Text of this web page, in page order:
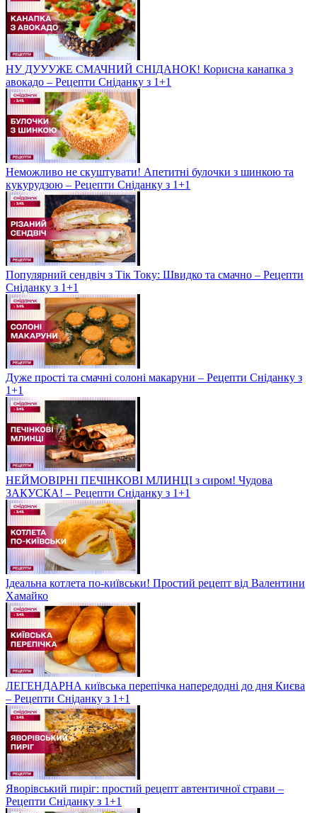
НУ ДУУУЖЕ СМАЧНИЙ СНІДАНОК! Корисна канапка з
авокадо – Рецепти Сніданку з 1+1
Неможливо не скуштувати! Апетитні булочки з шинкою та
кукурудзою – Рецепти Сніданку з 1+1
Популярний сендвіч з Тік Току: Швидко та смачно – Рецепти
Сніданку з 1+1
Дуже прості та смачні солоні макаруни – Рецепти Сніданку з
1+1
НЕЙМОВІРНІ ПЕЧІНКОВІ МЛИНЦІ з сиром! Чудова
ЗАКУСКА! – Рецепти Сніданку з 1+1
Ідеальна котлета по-київськи! Простий рецепт від Валентини
Хамайко
ЛЕГЕНДАРНА київська перепічка напередодні до дня Києва
– Рецепти Сніданку з 1+1
Яворівський пиріг: простий рецепт автентичної страви –
Рецепти Сніданку з 1+1